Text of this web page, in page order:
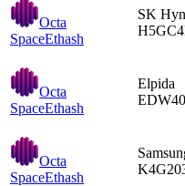
Octa
SpaceEthash
SK
Octa
SpaceEthash
Elpida
Octa
SpaceEthash